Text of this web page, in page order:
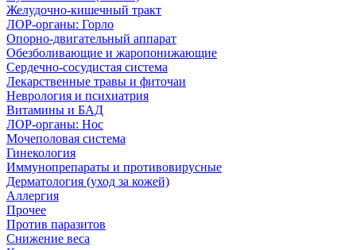
Желудочно-кишечный тракт
ЛОР-органы: Горло
Опорно-двигательный аппарат
Обезболивающие и жаропонижающие
Сердечно-сосудистая система
Лекарственные травы и фиточаи
Неврология и психиатрия
Витамины и БАД
ЛОР-органы: Нос
Мочеполовая система
Гинекология
Иммунопрепараты и противовирусные
Дерматология (уход за кожей)
Аллергия
Прочее
Против паразитов
Снижение веса